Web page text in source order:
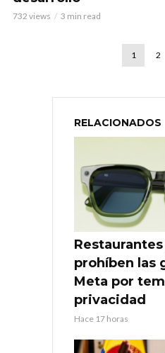
732 views 3 min read
1 2
RELACIONADOS
prohíben las
Meta por
privacidad
Hace 17 horas